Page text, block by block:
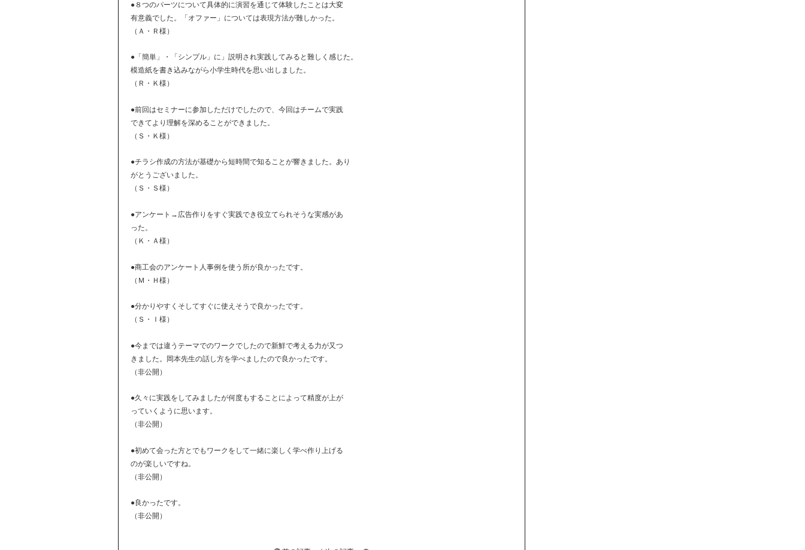
●８つのパーツについて具体的に演習を通じて体験したことは大変
有意義でした。「オファー」については表現方法が難しかった。
（Ａ・Ｒ様）
●「簡単」・「シンプル」に」説明され実践してみると難しく感じた。
模造紙を書き込みながら小学生時代を思い出しました。
（Ｒ・Ｋ様）
●前回はセミナーに参加しただけでしたので、今回はチームで実践
できてより理解を深めることができました。
（Ｓ・Ｋ様）
●チラシ作成の方法が基礎から短時間で知ることが響きました。あり
がとうございました。
（Ｓ・Ｓ様）
●アンケート→広告作りをすぐ実践でき役立てられそうな実感があ
った。
（Ｋ・Ａ様）
●商工会のアンケート人事例を使う所が良かったです。
（Ｍ・Ｈ様）
●分かりやすくそしてすぐに使えそうで良かったです。
（Ｓ・Ｉ様）
●今までは違うテーマでのワークでしたので新鮮で考える力が又つ
きました。岡本先生の話し方を学べましたので良かったです。
（非公開）
●久々に実践をしてみましたが何度もすることによって精度が上が
っていくように思います。
（非公開）
●初めて会った方とでもワークをして一緒に楽しく学べ作り上げる
のが楽しいですね。
（非公開）
●良かったです。
（非公開）